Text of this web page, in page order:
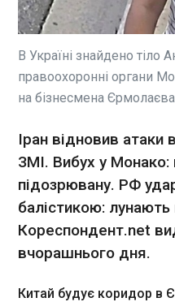
свій перший офіційну
поїздки заплановані
країни, однією з яких
Туреччини
це повідомляє
ЧИТАТЬ
В Києві пролунали
05:42:27
Повторні вибухи
липня. Про це
кореспондент та Київська міська державна
адміністрація (КМДА). "Увага! У Києві
оголошена повітряна
захисту", - повідомили
ЧИТАТЬ
В Україні знайдено тіло
правоохоронні органи
на бізнесмена Єрмолаєва
Іран відновив атаки
ЗМІ. Вибух у Монако:
підозрювану. РФ
балістикою: лунають
Кореспондент.net
вчорашнього дня.
Китай будує коридор в